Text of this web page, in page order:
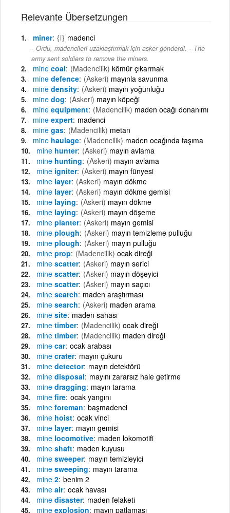
Relevante Übersetzungen
miner {i} madenci
Ordu, madencileri uzaklaştırmak için asker gönderdi. - The
army sent soldiers to remove the miners.
mine coal (Madencilik) kömür çıkarmak
mine defence (Askeri) mayınla savunma
mine density (Askeri) mayın yoğunluğu
mine dog (Askeri) mayın köpeği
mine equipment (Madencilik) maden ocağı donanımı
mine expert madenci
mine gas (Madencilik) metan
mine haulage (Madencilik) maden ocağında taşıma
mine hunter (Askeri) mayın avlama
mine hunting (Askeri) mayın avlama
mine igniter (Askeri) mayın fünyesi
mine layer (Askeri) mayın dökme
mine layer (Askeri) mayın dökme gemisi
mine laying (Askeri) mayın dökme
mine laying (Askeri) mayın döşeme
mine planter (Askeri) mayın gemisi
mine plough (Askeri) mayın temizleme pulluğu
mine plough (Askeri) mayın pulluğu
mine prop (Madencilik) ocak direği
mine scatter (Askeri) mayın serici
mine scatter (Askeri) mayın döşeyici
mine scatter (Askeri) mayın saçıcı
mine search maden araştırması
mine search (Askeri) maden arama
mine site maden sahası
mine timber (Madencilik) ocak direği
mine timber (Madencilik) maden direği
mine car ocak arabası
mine crater mayın çukuru
mine detector mayın detektörü
mine disposal mayını zararsız hale getirme
mine dragging mayın tarama
mine fire ocak yangını
mine foreman başmadenci
mine hoist ocak vinci
mine layer mayın gemisi
mine locomotive maden lokomotifi
mine shaft maden kuyusu
mine sweeper mayın temizleyici
mine sweeping mayın tarama
mine 2 benim 2
mine air ocak havası
mine disaster maden felaketi
mine explosion mayın patlaması